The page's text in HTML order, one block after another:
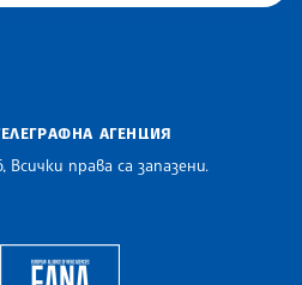
АГЕНЦИЯ
права са запазени.
of the Balkan News Agencies